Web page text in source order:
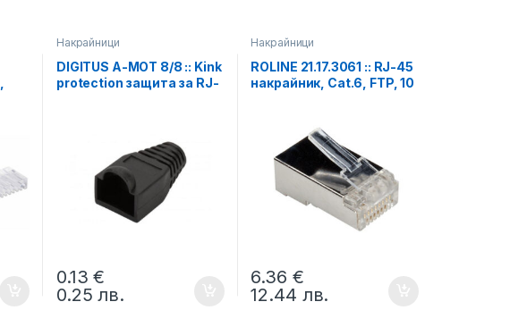
Накрайници
DIGITUS A-MOT 8/8 :: Kink
protection защита за RJ-
0.13€
0.25лв.
Накрайници
ROLINE 21.17.3061 :: RJ-45
накрайник, Cat.6, FTP, 10
6.36 €
12.44 лв.